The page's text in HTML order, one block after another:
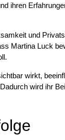
ihren
und
Martina Luck
wirkt,
wird ihr